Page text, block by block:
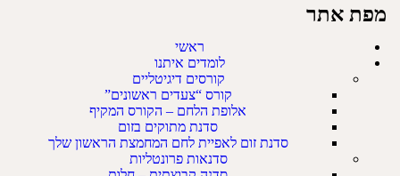
מפת אתר
ראשי
לומדים איתנו
קורסים דיגיטליים
קורס “צעדים ראשונים”
אלופת הלחם – הקורס המקיף
סדנת מתוקים בזום
סדנת זום לאפיית לחם המחמצת הראשון שלך
סדנאות פרונטליות